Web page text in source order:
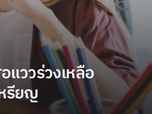
แววร่วงเหลือ
รียญ